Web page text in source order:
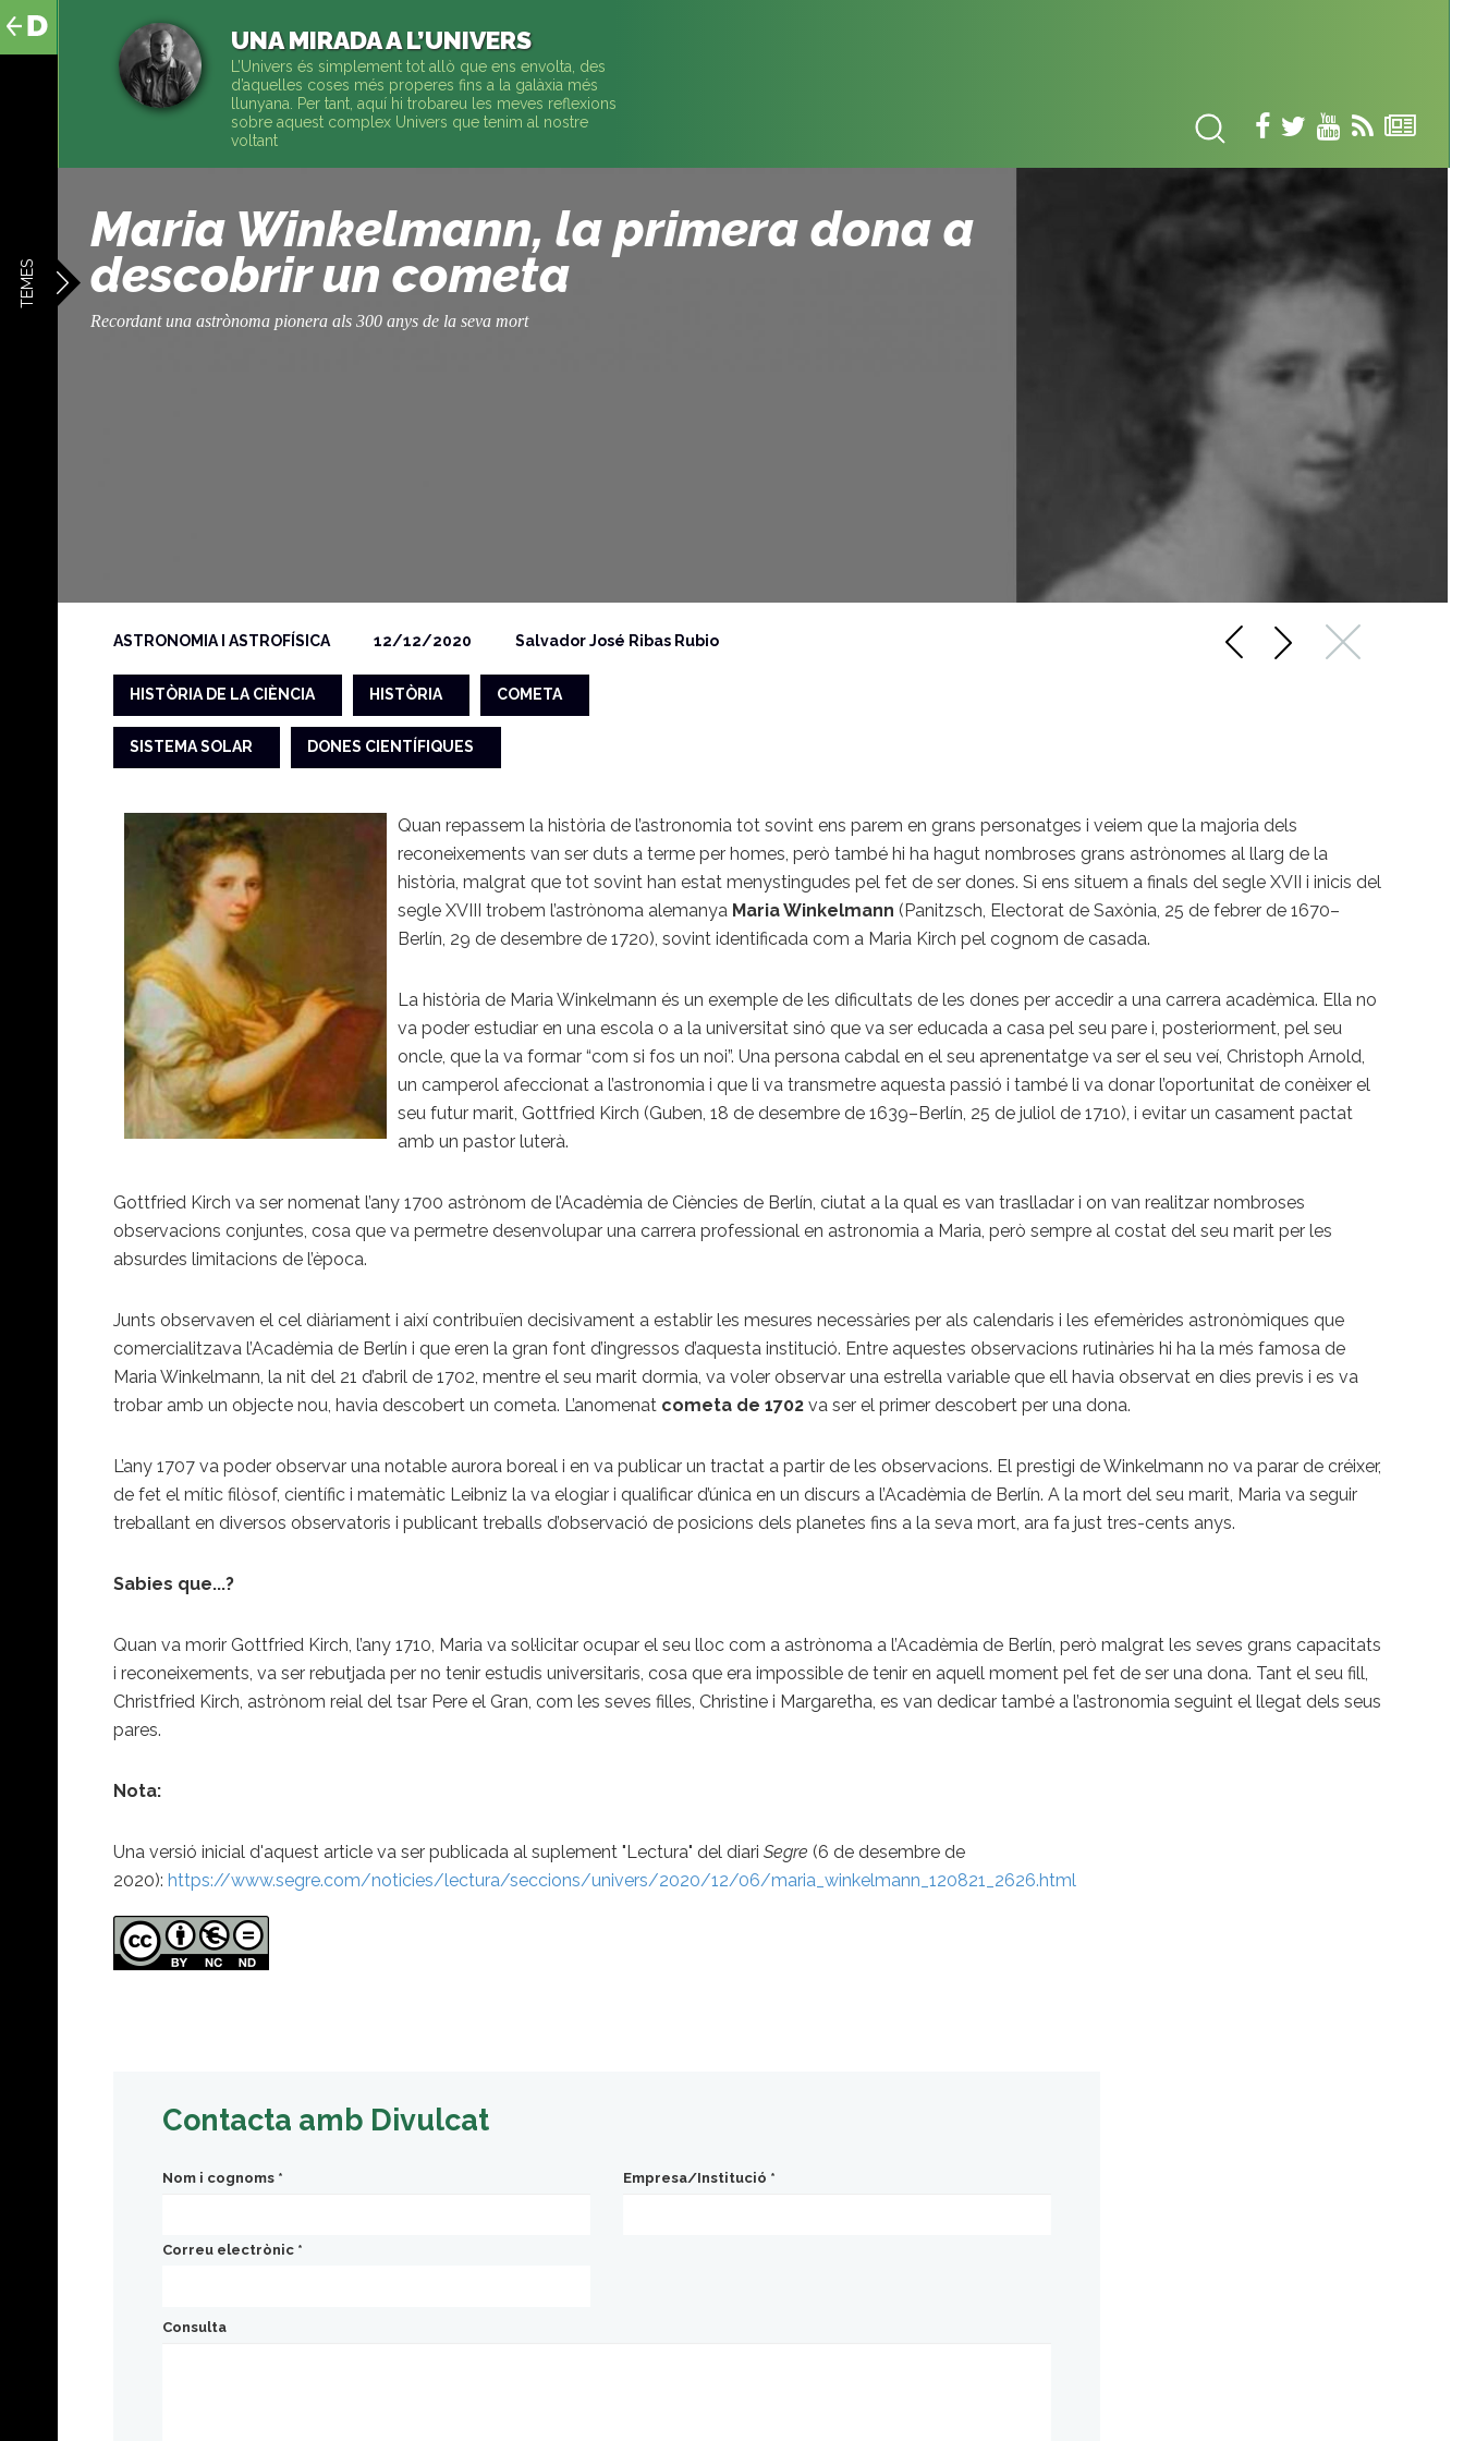
contingut
TEMES
UNA MIRADA A L’UNIVERS
L’Univers és simplement tot allò que ens envolta, des
d’aquelles coses més properes fins a la galàxia més
llunyana. Per tant, aquí hi trobareu les meves reflexions
sobre aquest complex Univers que tenim al nostre
voltant
Maria Winkelmann, la primera dona a
descobrir un cometa
Recordant una astrònoma pionera als 300 anys de la seva mort
ASTRONOMIA I ASTROFÍSICA 12/12/2020 Salvador José Ribas Rubio
HISTÒRIA DE LA CIÈNCIA HISTÒRIA COMETA
SISTEMA SOLAR DONES CIENTÍFIQUES
Quan repassem la història de l’astronomia tot sovint ens parem en grans personatges i veiem que la majoria dels
reconeixements van ser duts a terme per homes, però també hi ha hagut nombroses grans astrònomes al llarg de la
història, malgrat que tot sovint han estat menystingudes pel fet de ser dones. Si ens situem a finals del segle XVII i inicis del
segle XVIII trobem l’astrònoma alemanya Maria Winkelmann (Panitzsch, Electorat de Saxònia, 25 de febrer de 1670–
Berlín, 29 de desembre de 1720), sovint identificada com a Maria Kirch pel cognom de casada.
La història de Maria Winkelmann és un exemple de les dificultats de les dones per accedir a una carrera acadèmica. Ella no
va poder estudiar en una escola o a la universitat sinó que va ser educada a casa pel seu pare i, posteriorment, pel seu
oncle, que la va formar “com si fos un noi”. Una persona cabdal en el seu aprenentatge va ser el seu veí, Christoph Arnold,
un camperol afeccionat a l’astronomia i que li va transmetre aquesta passió i també li va donar l’oportunitat de conèixer el
seu futur marit, Gottfried Kirch (Guben, 18 de desembre de 1639–Berlín, 25 de juliol de 1710), i evitar un casament pactat
amb un pastor luterà.
Gottfried Kirch va ser nomenat l’any 1700 astrònom de l’Acadèmia de Ciències de Berlín, ciutat a la qual es van traslladar i on van realitzar nombroses
observacions conjuntes, cosa que va permetre desenvolupar una carrera professional en astronomia a Maria, però sempre al costat del seu marit per les
absurdes limitacions de l’època.
Junts observaven el cel diàriament i així contribuïen decisivament a establir les mesures necessàries per als calendaris i les efemèrides astronòmiques que
comercialitzava l’Acadèmia de Berlín i que eren la gran font d’ingressos d’aquesta institució. Entre aquestes observacions rutinàries hi ha la més famosa de
Maria Winkelmann, la nit del 21 d’abril de 1702, mentre el seu marit dormia, va voler observar una estrella variable que ell havia observat en dies previs i es va
trobar amb un objecte nou, havia descobert un cometa. L’anomenat cometa de 1702 va ser el primer descobert per una dona.
L’any 1707 va poder observar una notable aurora boreal i en va publicar un tractat a partir de les observacions. El prestigi de Winkelmann no va parar de créixer,
de fet el mític filòsof, científic i matemàtic Leibniz la va elogiar i qualificar d’única en un discurs a l’Acadèmia de Berlín. A la mort del seu marit, Maria va seguir
treballant en diversos observatoris i publicant treballs d’observació de posicions dels planetes fins a la seva mort, ara fa just tres-cents anys.
Sabies que...?
Quan va morir Gottfried Kirch, l’any 1710, Maria va sol·licitar ocupar el seu lloc com a astrònoma a l’Acadèmia de Berlín, però malgrat les seves grans capacitats
i reconeixements, va ser rebutjada per no tenir estudis universitaris, cosa que era impossible de tenir en aquell moment pel fet de ser una dona. Tant el seu fill,
Christfried Kirch, astrònom reial del tsar Pere el Gran, com les seves filles, Christine i Margaretha, es van dedicar també a l’astronomia seguint el llegat dels seus
pares.
Nota:
Una versió inicial d'aquest article va ser publicada al suplement "Lectura" del diariSegre(6 de desembre de
2020): https://www.segre.com/noticies/lectura/seccions/univers/2020/12/06/maria_winkelmann_120821_2626.html
Contacta amb Divulcat
Nom i cognoms * Empresa/Institució *
Correu electrònic *
Consulta